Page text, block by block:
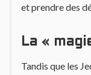
et prendre des
La «
Tandis que les